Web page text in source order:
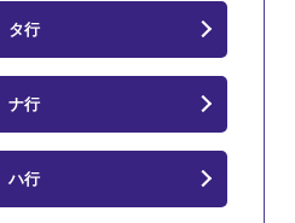
タ行
ナ行
ハ行